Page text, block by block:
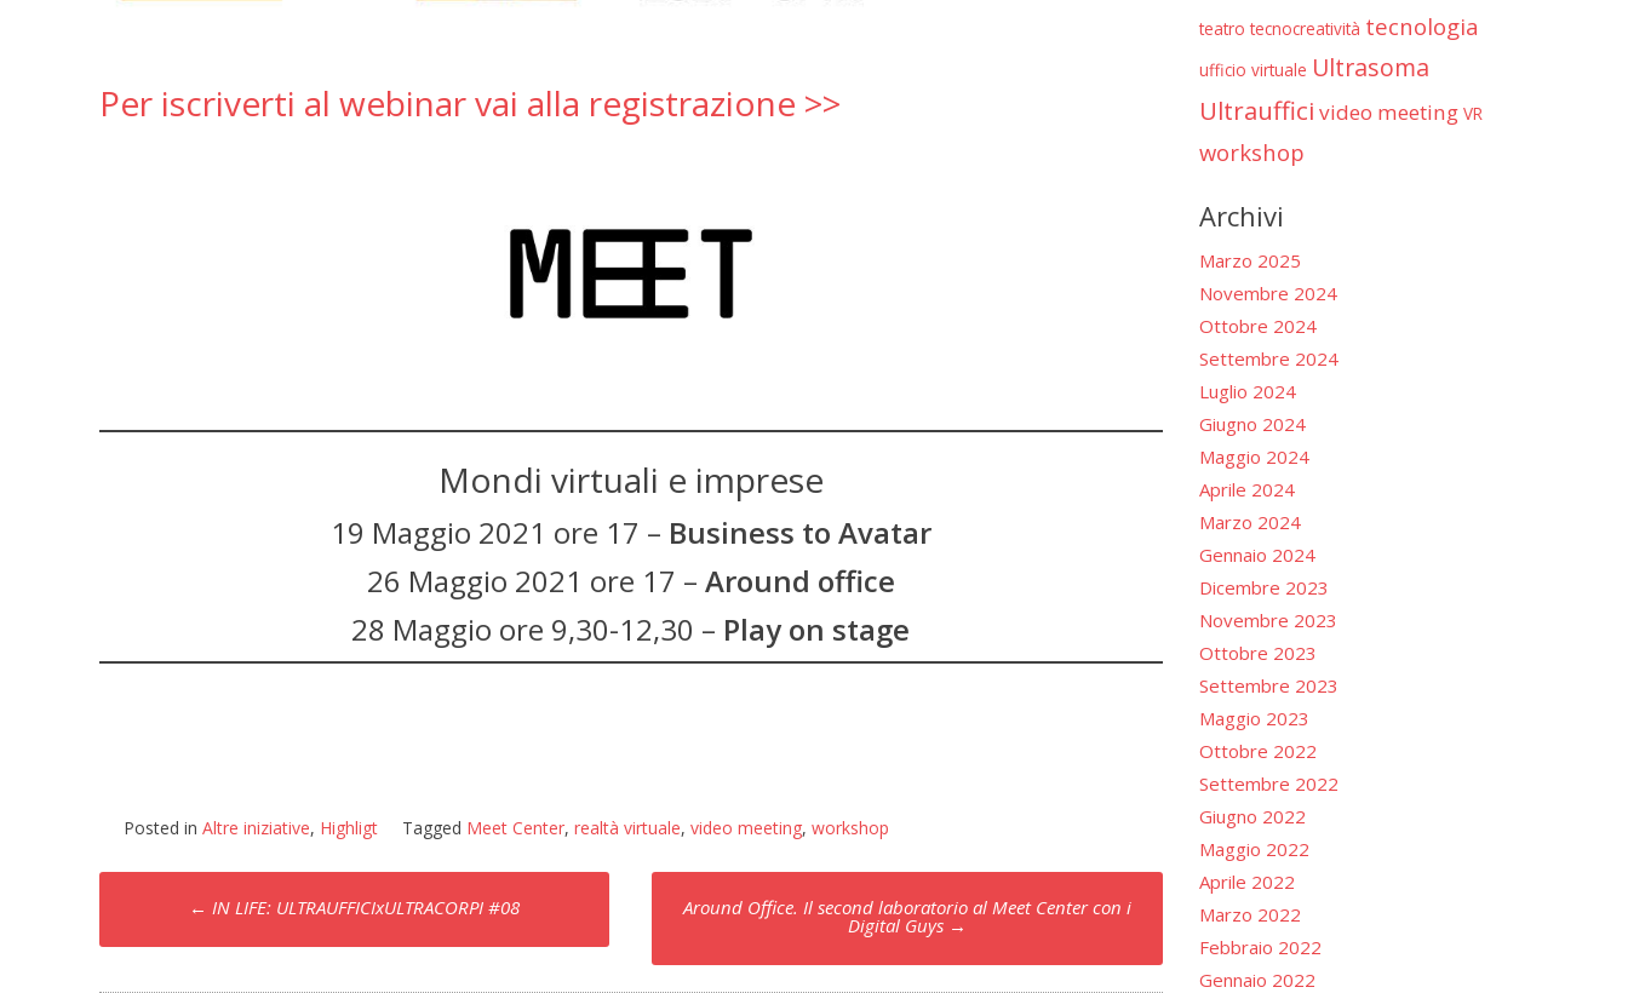
Per iscriverti al webinar vai alla registrazione >>
Mondi virtuali e imprese
19 Maggio 2021 ore 17 – Business to Avatar
26 Maggio 2021 ore 17 – Around office
28 Maggio ore 9,30-12,30 – Play on stage
Posted in Altre iniziative, Highligt Tagged Meet Center, realtà virtuale, video meeting, workshop
Post
navigation
← IN LIFE: ULTRAUFFICIxULTRACORPI #08 Around Office. Il second laboratorio al Meet Center con i
Digital Guys →
teatro tecnocreatività tecnologia
ufficio virtuale Ultrasoma
Ultrauffici video meeting VR
workshop
Archivi
Marzo 2025
Novembre 2024
Ottobre 2024
Settembre 2024
Luglio 2024
Giugno 2024
Maggio 2024
Aprile 2024
Marzo 2024
Gennaio 2024
Dicembre 2023
Novembre 2023
Ottobre 2023
Settembre 2023
Maggio 2023
Ottobre 2022
Settembre 2022
Giugno 2022
Maggio 2022
Aprile 2022
Marzo 2022
Febbraio 2022
Gennaio 2022